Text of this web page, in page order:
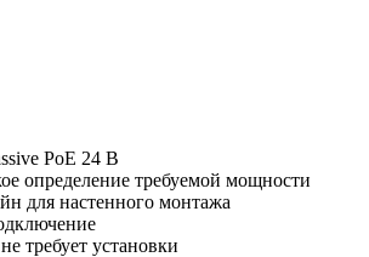
PoE 24 В
определение требуемой мощности
для настенного монтажа
требует установки